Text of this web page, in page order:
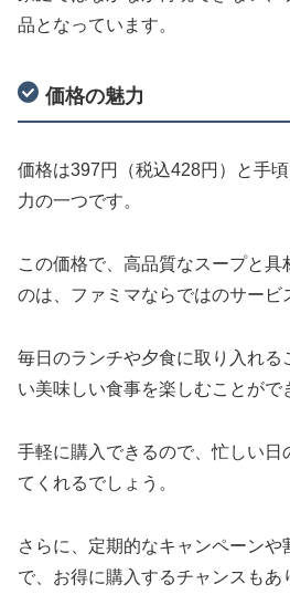
品となっています。
価格の魅力
価格は397円（税込428円）と手
力の一つです。
この価格で、高品質なスープと具
のは、ファミマならではのサービ
毎日のランチや夕食に取り入れる
い美味しい食事を楽しむことがで
手軽に購入できるので、忙しい日
てくれるでしょう。
さらに、定期的なキャンペーン
で、お得に購入するチャンスもあ